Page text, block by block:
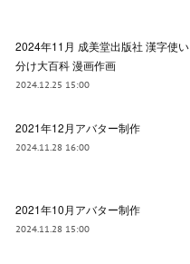
2024年11月 成美堂出版社 漢字使い
分け大百科 漫画作画
2024.12.25 15:00
2021年12月アバター制作
2024.11.28 16:00
2021年10月アバター制作
2024.11.28 15:00